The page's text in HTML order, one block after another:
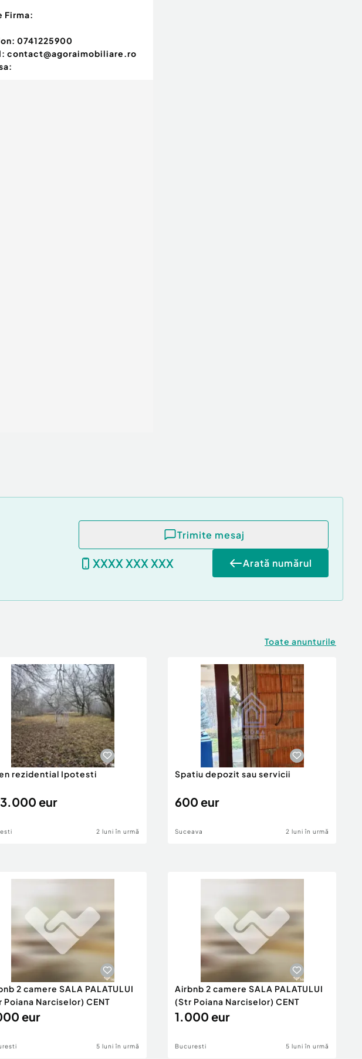
Firma:
0741225900
contact@agoraimobiliare.ro
Trimite mesaj
XXXX XXX XXX Arată numărul
Toate anunturile
rezidential Ipotesti
eur
2 luni în urmă
Spatiu depozit sau servicii
600 eur
Suceava 2 luni în urmă
2 camere SALA PALATULUI
Poiana Narciselor) CENT
eur
5 luni în urmă
Airbnb 2 camere SALA PALATULUI
(Str Poiana Narciselor) CENT
1.000 eur
Bucuresti 5 luni în urmă